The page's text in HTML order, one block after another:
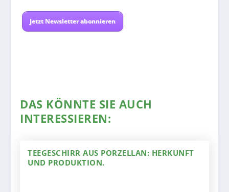
Jetzt Newsletter abonnieren
DAS KÖNNTE SIE AUCH
INTERESSIEREN:
TEEGESCHIRR AUS PORZELLAN: HERKUNFT
UND PRODUKTION.